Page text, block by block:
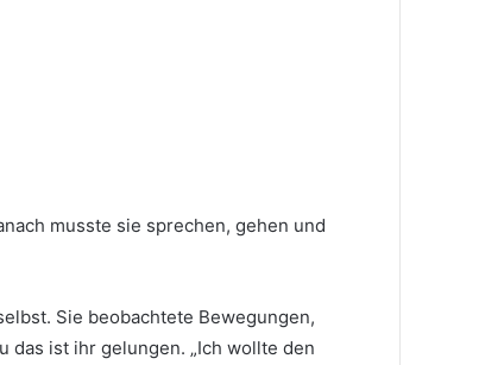
musste sie sprechen, gehen und
Sie beobachtete Bewegungen,
das ist ihr gelungen. „Ich wollte den